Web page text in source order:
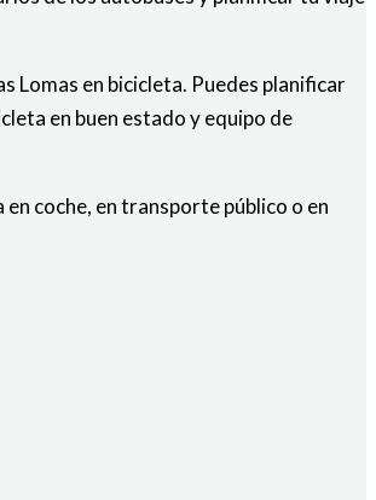
Lomas en bicicleta. Puedes planificar
en buen estado y equipo de
coche, en transporte público o en